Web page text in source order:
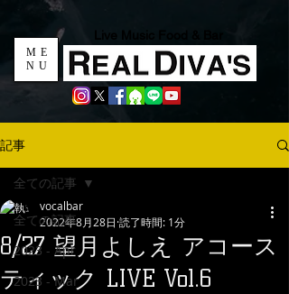
ME
NU
記事
全ての記事
2023 - Apr
2023 - Mar
全ての記事
8/27 望月よしえ アコース
ティック LIVE Vol.6
vocalbar
2022年8月28日 読了時間: 1分